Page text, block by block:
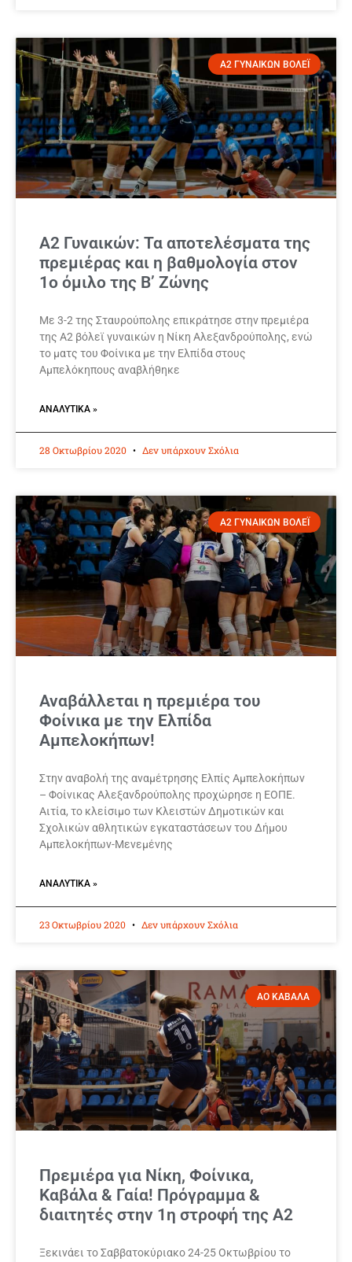
Α2 ΓΥΝΑΙΚΩΝ ΒΟΛΕΪ
Α2 Γυναικών: Τα αποτελέσματα της
πρεμιέρας και η βαθμολογία στον
1ο όμιλο της Β’ Ζώνης
Με 3-2 της Σταυρούπολης επικράτησε στην πρεμιέρα
της Α2 βόλεϊ γυναικών η Νίκη Αλεξανδρούπολης, ενώ
το ματς του Φοίνικα με την Ελπίδα στους
Αμπελόκηπους αναβλήθηκε
ΑΝΑΛΥΤΙΚΆ »
28 Οκτωβρίου 2020 Δεν υπάρχουν Σχόλια
Α2 ΓΥΝΑΙΚΩΝ ΒΟΛΕΪ
Αναβάλλεται η πρεμιέρα του
Φοίνικα με την Ελπίδα
Αμπελοκήπων!
Στην αναβολή της αναμέτρησης Ελπίς Αμπελοκήπων
– Φοίνικας Αλεξανδρούπολης προχώρησε η ΕΟΠΕ.
Αιτία, το κλείσιμο των Κλειστών Δημοτικών και
Σχολικών αθλητικών εγκαταστάσεων του Δήμου
Αμπελοκήπων-Μενεμένης
ΑΝΑΛΥΤΙΚΆ »
23 Οκτωβρίου 2020 Δεν υπάρχουν Σχόλια
ΑΟ ΚΑΒΑΛΑ
Πρεμιέρα για Νίκη, Φοίνικα,
Καβάλα & Γαία! Πρόγραμμα &
διαιτητές στην 1η στροφή της Α2
Ξεκινάει το Σαββατοκύριακο 24-25 Οκτωβρίου το